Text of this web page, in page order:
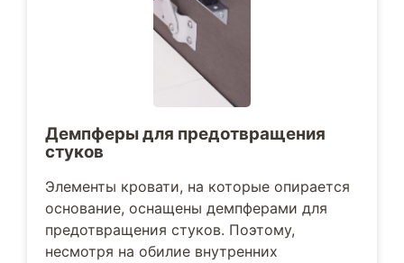
Демпферы для предотвращения
стуков
Элементы кровати, на которые опирается
основание, оснащены демпферами для
предотвращения стуков. Поэтому,
несмотря на обилие внутренних